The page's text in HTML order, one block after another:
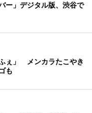
ー」デジタル版、渋谷で
ぇ」 メンカラたこやき
も